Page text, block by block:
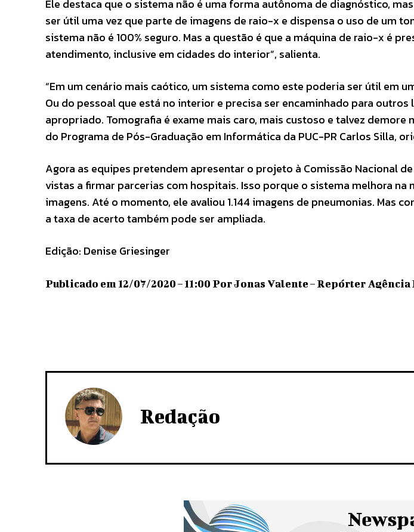
Ele destaca que o sistema não é uma forma autônoma de diagnóstico,
ser útil uma vez que parte de imagens de raio-x e dispensa o uso de um
sistema não é 100% seguro. Mas a questão é que a máquina de raio-x é
atendimento, inclusive em cidades do interior”, salienta.
“Em um cenário mais caótico, um sistema como este poderia ser útil em
Ou do pessoal que está no interior e precisa ser encaminhado para
apropriado. Tomografia é exame mais caro, mais custoso e talvez
do Programa de Pós-Graduação em Informática da PUC-PR Carlos Silla,
Agora as equipes pretendem apresentar o projeto à Comissão Nacional
vistas a firmar parcerias com hospitais. Isso porque o sistema melhora na
imagens. Até o momento, ele avaliou 1.144 imagens de pneumonias. Mas
a taxa de acerto também pode ser ampliada.
Edição: Denise Griesinger
Publicado em 12/07/2020 – 11:00 Por Jonas Valente – Repórter
Redação